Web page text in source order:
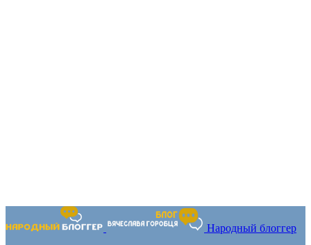
Народный блоггер